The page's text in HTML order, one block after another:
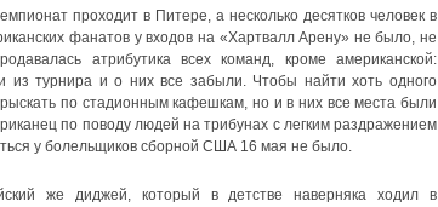
проходит в Питере, а несколько десятков человек в
фанатов у входов на «Хартвалл Арену» не было, не
атрибутика всех команд, кроме американской:
турнира и о них все забыли. Чтобы найти хоть одного
по стадионным кафешкам, но и в них все места были
по поводу людей на трибунах с легким раздражением
у болельщиков сборной США 16 мая не было.
же диджей, который в детстве наверняка ходил в